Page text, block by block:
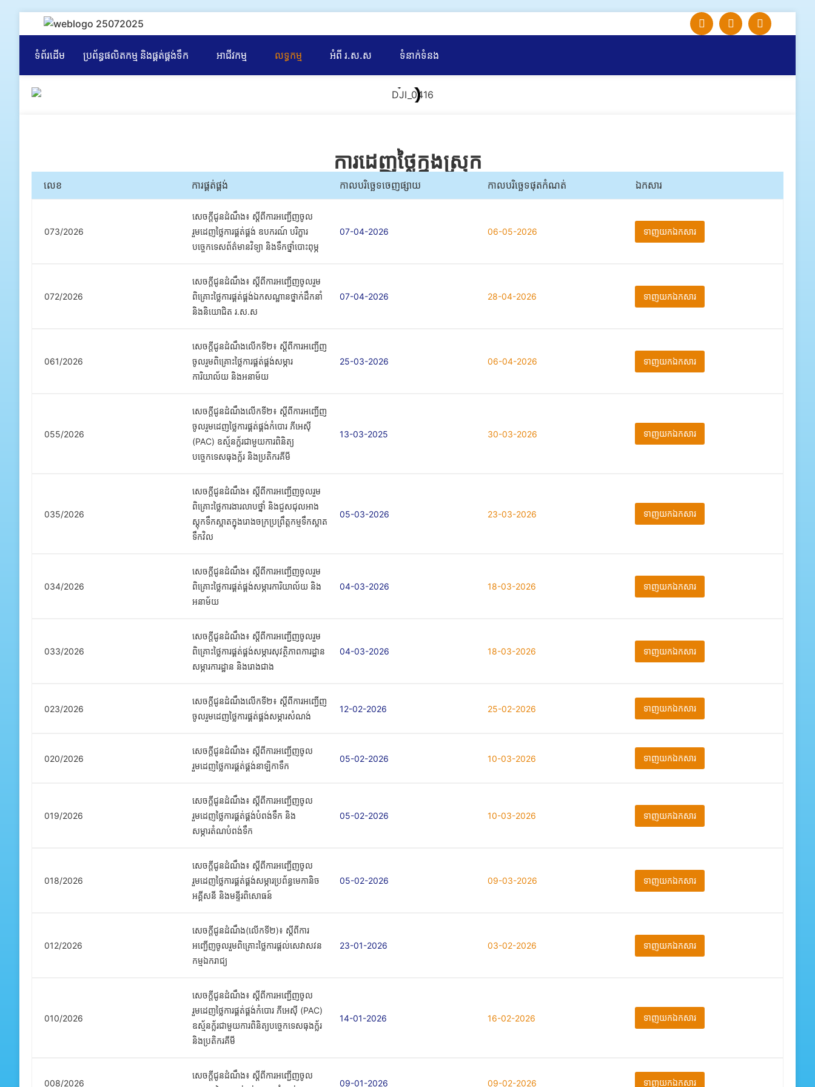
ទំព័រដើម ប្រព័ន្ធផលិតកម្ម និងផ្គត់ផ្គង់ទឹក អាជីវកម្ម លទ្ធកម្ម អំពី រ.ស.ស ទំនាក់ទំនង
ការដេញថ្លៃក្នងស្រុក
លេខ ការផ្គត់ផ្គង់ កាលបរិច្ឆេទចេញផ្សាយ កាលបរិច្ឆេទផុតកំណត់ ឯកសារ
073/2026
សេចក្តីជូនដំណឹង៖ ស្តីពីការអញ្ជើញចូល
រួមដេញថ្លៃការផ្គត់ផ្គង់ ឧបករណ៍ បរិក្ខារ
បច្ចេកទេសព័ត៌មានវិទ្យា និងទឹកថ្នាំបោះពុម្ភ
07-04-2026 06-05-2026 ទាញយកឯកសារ
072/2026
សេចក្តីជូនដំណឹង៖ ស្តីពីការអញ្ជើញចូលរួម
ពិគ្រោះថ្លៃការផ្គត់ផ្គង់ឯកសណ្ឋានថ្នាក់ដឹកនាំ
និងនិយោជិត រ.ស.ស
07-04-2026 28-04-2026 ទាញយកឯកសារ
061/2026
សេចក្តីជូនដំណឹងលើកទី២៖ ស្តីពីការអញ្ជើញ
ចូលរួមពិគ្រោះថ្លៃការផ្គត់ផ្គង់សម្ភារ
ការិយាល័យ និងអនាម័យ
25-03-2026 06-04-2026 ទាញយកឯកសារ
055/2026
សេចក្តីជូនដំណឹងលើកទី២៖ ស្តីពីការអញ្ជើញ
ចូលរួមដេញថ្លៃការផ្គត់ផ្គង់កំបោរ ភីអេស៊ី
(PAC) ឧស្ម័នក្ល័រជាមួយការពិនិត្យ
បច្ចេកទេសធុងក្ល័រ និងប្រតិករគីមី
13-03-2025 30-03-2026 ទាញយកឯកសារ
035/2026
សេចក្តីជូនដំណឹង៖ ស្តីពីការអញ្ជើញចូលរួម
ពិគ្រោះថ្លៃការងារលាបថ្នាំ និងជួសជុលអាង
ស្តុកទឹកស្អាតក្នុងរោងចក្រប្រព្រឹត្តកម្មទឹកស្អាត
ទឹកវិល
05-03-2026 23-03-2026 ទាញយកឯកសារ
034/2026
សេចក្តីជូនដំណឹង៖ ស្តីពីការអញ្ជើញចូលរួម
ពិគ្រោះថ្លៃការផ្គត់ផ្គង់សម្ភារការិយាល័យ និង
អនាម័យ
04-03-2026 18-03-2026 ទាញយកឯកសារ
033/2026
សេចក្តីជូនដំណឹង៖ ស្តីពីការអញ្ជើញចូលរួម
ពិគ្រោះថ្លៃការផ្គត់ផ្គង់សម្ភារសុវត្ថិភាពការដ្ឋាន
សម្ភារការដ្ឋាន និងរោងជាង
04-03-2026 18-03-2026 ទាញយកឯកសារ
023/2026
សេចក្តីជូនដំណឹងលើកទី២៖ ស្តីពីការអញ្ជើញ
ចូលរួមដេញថ្លៃការផ្គត់ផ្គង់សម្ភារសំណង់
12-02-2026 25-02-2026 ទាញយកឯកសារ
020/2026
សេចក្តីជូនដំណឹង៖ ស្តីពីការអញ្ជើញចូល
រួមដេញថ្លៃការផ្គត់ផ្គង់នាឡិកាទឹក
05-02-2026 10-03-2026 ទាញយកឯកសារ
019/2026
សេចក្តីជូនដំណឹង៖ ស្តីពីការអញ្ជើញចូល
រួមដេញថ្លៃការផ្គត់ផ្គង់បំពង់ទឹក និង
សម្ភារតំណបំពង់ទឹក
05-02-2026 10-03-2026 ទាញយកឯកសារ
018/2026
សេចក្តីជូនដំណឹង៖ ស្តីពីការអញ្ជើញចូល
រួមដេញថ្លៃការផ្គត់ផ្គង់សម្ភារប្រព័ន្ធមេកានិច
អគ្គីសនី និងមន្ទីរពិសោធន៍
05-02-2026 09-03-2026 ទាញយកឯកសារ
012/2026
សេចក្តីជូនដំណឹង(លើកទី២)៖ ស្តីពីការ
អញ្ជើញចូលរួមពិគ្រោះថ្លៃការផ្តល់សេវាសវន
កម្មឯករាជ្យ
23-01-2026 03-02-2026 ទាញយកឯកសារ
010/2026
សេចក្តីជូនដំណឹង៖ ស្តីពីការអញ្ជើញចូល
រួមដេញថ្លៃការផ្គត់ផ្គង់កំបោរ ភីអេស៊ី (PAC)
ឧស្ម័នក្ល័រជាមួយការពិនិត្យបច្ចេកទេសធុងក្ល័រ
និងប្រតិករគីមី
14-01-2026 16-02-2026 ទាញយកឯកសារ
008/2026
សេចក្តីជូនដំណឹង៖ ស្តីពីការអញ្ជើញចូល
09-01-2026 09-02-2026 ទាញយកឯកសារ